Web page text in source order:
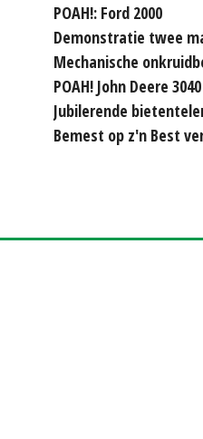
POAH!: Ford 2000
POAH! John Deere 3040